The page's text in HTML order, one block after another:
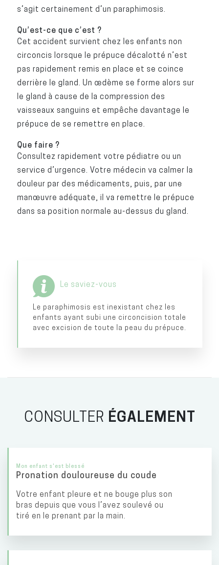
s’agit certainement d’un paraphimosis.
Qu’est-ce que c’est ?
Cet accident survient chez les enfants non
circoncis lorsque le prépuce décalotté n’est
pas rapidement remis en place et se coince
derrière le gland. Un œdème se forme alors sur
le gland à cause de la compression des
vaisseaux sanguins et empêche davantage le
prépuce de se remettre en place.
Que faire ?
Consultez rapidement votre pédiatre ou un
service d’urgence. Votre médecin va calmer la
douleur par des médicaments, puis, par une
manœuvre adéquate, il va remettre le prépuce
dans sa position normale au-dessus du gland.
Le saviez-vous
Le paraphimosis est inexistant chez les
enfants ayant subi une circoncision totale
avec excision de toute la peau du prépuce.
CONSULTER ÉGALEMENT
Mon enfant s'est blessé
Pronation douloureuse du coude
Votre enfant pleure et ne bouge plus son
bras depuis que vous l’avez soulevé ou
tiré en le prenant par la main.